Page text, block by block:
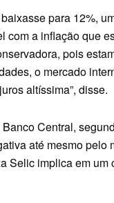
para 12%,
a inflação que
pois
o mercado
altíssima”, disse.
Central,
até mesmo pelo
Selic implica em